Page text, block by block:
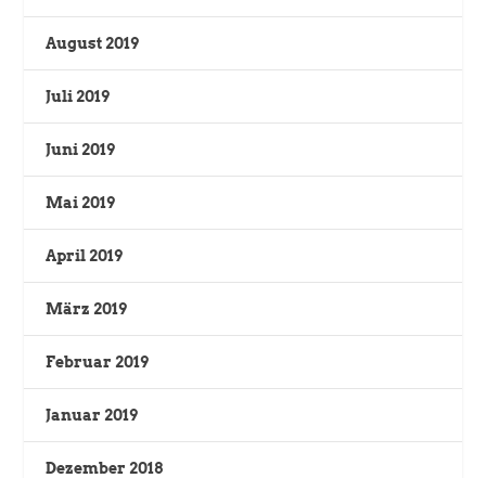
August 2019
Juli 2019
Juni 2019
Mai 2019
April 2019
März 2019
Februar 2019
Januar 2019
Dezember 2018